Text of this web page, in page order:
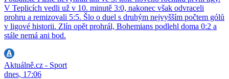
V Teplicích vedli už v 10. minutě 3:0, nakonec však odvraceli
prohru a remizovali 5:5. Šlo o duel s druhým nejvyšším počtem gólů
v ligové historii. Zlín opět prohrál, Bohemians podlehl doma 0:2 a
stále nemá ani bod.
Aktuálně.cz - Sport
dnes, 17:06